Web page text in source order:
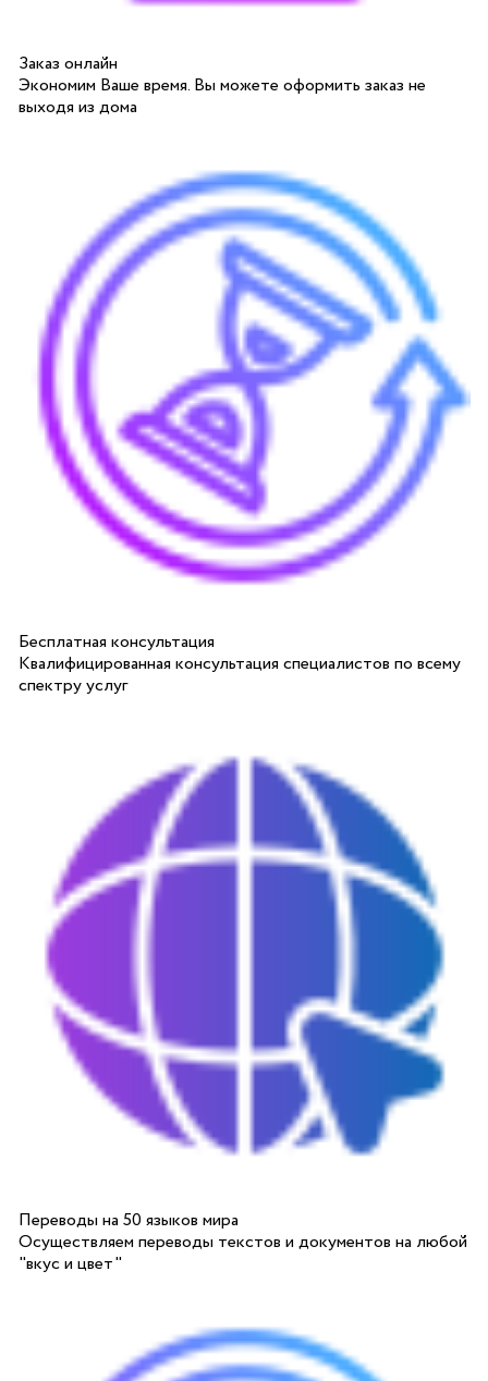
Заказ онлайн
Экономим Ваше время. Вы можете оформить заказ не
выходя из дома
Бесплатная консультация
Квалифицированная консультация специалистов по всему
спектру услуг
Переводы на 50 языков мира
Осуществляем переводы текстов и документов на любой
"вкус и цвет"